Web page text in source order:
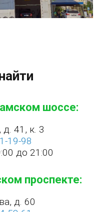
шоссе:
41, к. 3
19-98
до 21:00
проспекте:
д. 60